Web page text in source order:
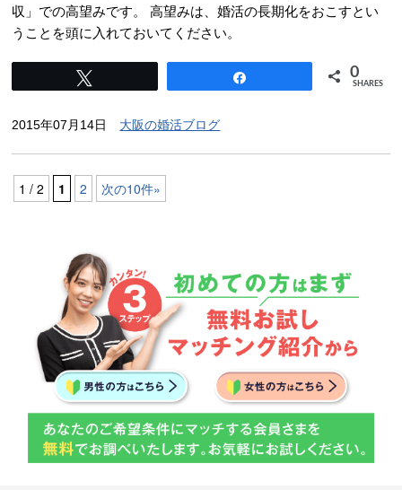
収」での高望みです。 高望みは、婚活の長期化をおこすとい
うことを頭に入れておいてください。
0
SHARES
2015年07月14日 大阪の婚活ブログ
1 / 2 1 2 次の10件»